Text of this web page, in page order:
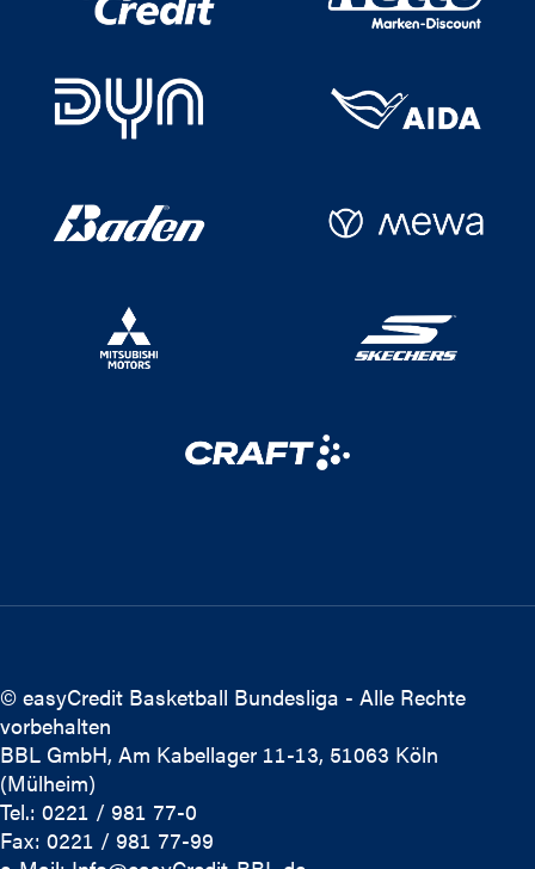
© easyCredit Basketball Bundesliga - Alle Rechte
vorbehalten
BBL GmbH, Am Kabellager 11-13, 51063 Köln
(Mülheim)
Tel.: 0221 / 981 77-0
Fax: 0221 / 981 77-99